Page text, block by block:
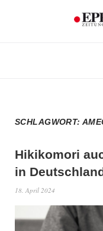
SCHLAGWORT:
Hikikomori
in
18. April 2024